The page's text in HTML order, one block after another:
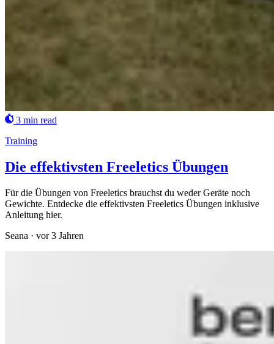
3 min read
Training
Die effektivsten Freeletics Übungen
Für die Übungen von Freeletics brauchst du weder Geräte noch
Gewichte. Entdecke die effektivsten Freeletics Übungen inklusive
Anleitung hier.
Seana · vor 3 Jahren